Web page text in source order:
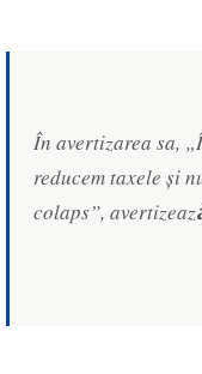
În avertizarea sa,
reducem taxele și
colaps”,